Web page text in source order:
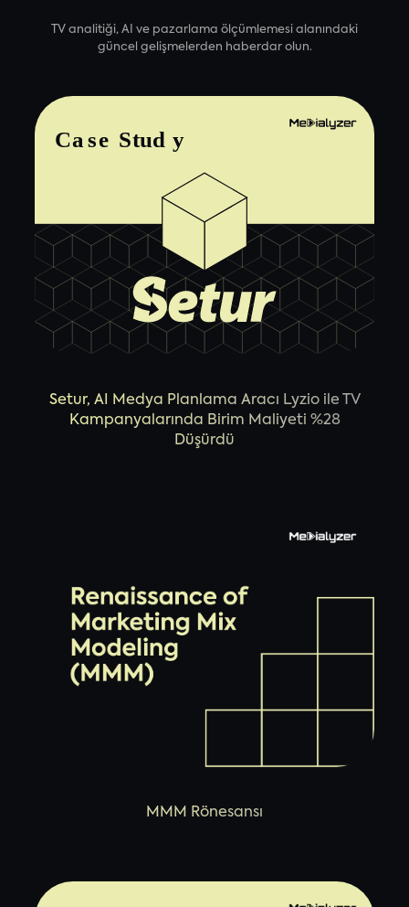
TV analitiği, AI ve pazarlama ölçümlemesi alanındaki
güncel gelişmelerden haberdar olun.
Setur, AI Medya Planlama Aracı Lyzio ile TV
Kampanyalarında Birim Maliyeti %28
Düşürdü
MMM Rönesansı